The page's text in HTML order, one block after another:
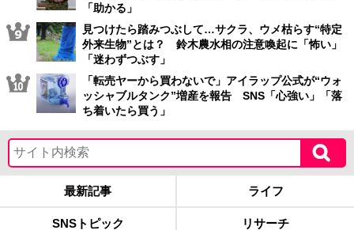
「助かる」
見つけたら踏みつぶして…サクラ、ウメ枯らす“特定
外来生物”とは？ 鈴木農水相の注意喚起に「怖い」
「迷わずつぶす」
「転売ヤーから買わないで」アイラップ公式が“ウォ
ッシャブルタンク”増産を報告 SNS「心強い」「落
ち着いたら買う」
最新記事 ライフ
SNSトピック リサーチ